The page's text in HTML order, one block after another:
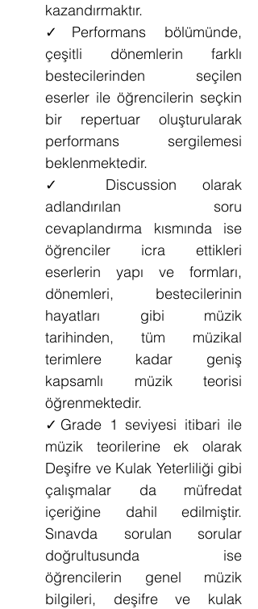
kazandırmaktır.
✓ Performans bölümünde,
çeşitli dönemlerin farklı
bestecilerinden seçilen
eserler ile öğrencilerin seçkin
bir repertuar oluşturularak
performans sergilemesi
beklenmektedir.
✓ Discussion olarak
adlandırılan soru
cevaplandırma kısmında ise
öğrenciler icra ettikleri
eserlerin yapı ve formları,
dönemleri, bestecilerinin
hayatları gibi müzik
tarihinden, tüm müzikal
terimlere kadar geniş
kapsamlı müzik teorisi
öğrenmektedir.
✓ Grade 1 seviyesi itibari ile
müzik teorilerine ek olarak
Deşifre ve Kulak Yeterliliği gibi
çalışmalar da müfredat
içeriğine dahil edilmiştir.
Sınavda sorulan sorular
doğrultusunda ise
öğrencilerin genel müzik
bilgileri, deşifre ve kulak